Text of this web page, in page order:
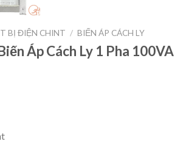
BỊ ĐIỆN CHINT / BIẾN ÁP CÁCH LY
Áp Cách Ly 1 Pha 100VA